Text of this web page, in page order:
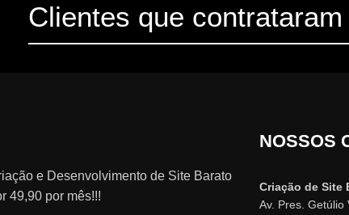
Clientes que
e Desenvolvimento de Site Barato
49,90 por mês!!!
NOSSOS
Criação de Site
Av. Pres. Getúlio